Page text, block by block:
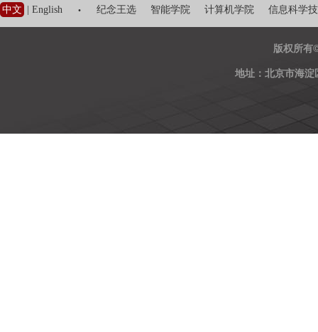
中文 English · 纪念王选 智能学院 计算机学院 信息科学
版权所有
地址：北京市海